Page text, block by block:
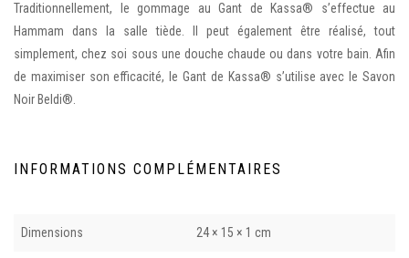
Traditionnellement, le gommage au Gant de Kassa® s’effectue au
Hammam dans la salle tiède. Il peut également être réalisé, tout
simplement, chez soi sous une douche chaude ou dans votre bain. Afin
de maximiser son efficacité, le Gant de Kassa® s’utilise avec le Savon
Noir Beldi®.
INFORMATIONS COMPLÉMENTAIRES
Dimensions 24 × 15 × 1 cm